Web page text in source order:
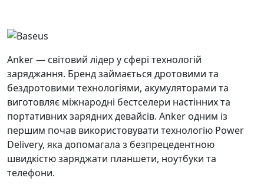
Anker — світовий лідер у сфері технологій
заряджання. Бренд займається дротовими та
бездротовими технологіями, акумуляторами та
виготовляє міжнародні бестселери настінних та
портативних зарядних девайсів. Anker одним із
першим почав використовувати технологію Power
Delivery, яка допомагала з безпрецедентною
швидкістю заряджати планшети, ноутбуки та
телефони.